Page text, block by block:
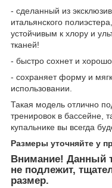
- сдeланный из
итальянского
устойчивым к хлору и
тканей!
- быстро сохнет и
- сохраняет форму и
использовании.
Такая модель отлично
тренировок в бассейне,
купальнике вы всегда
Размеры уточняйте у пр
Внимание! Данный
не подлежит,
размер.